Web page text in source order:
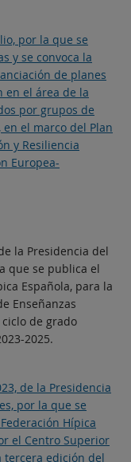
por la que se
y se convoca la
de planes
en el área de la
por grupos de
el marco del Plan
y Resiliencia
Europea-
la Presidencia del
que se publica el
Española, para la
Enseñanzas
de grado
2025.
de la Presidencia
por la que se
Hípica
el Centro Superior
tercera edición del